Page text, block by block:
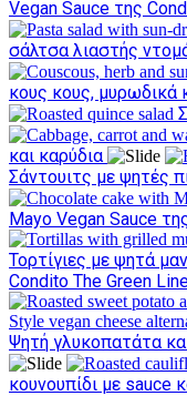
Vegan Sauce της
σάλτσα λιαστής
κους κους, μυρωδικά
και καρύδια
Σάντουιτς με ψητές
Mayo Vegan Sauce
Τορτίγιες με ψητά
Condito The Green
Ψητή γλυκοπατάτα
κουνουπίδι με sauce